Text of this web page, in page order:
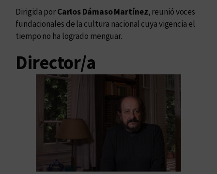
Dirigida porCarlos Dámaso Martínez, reunió voces
fundacionales de la cultura nacional cuya vigencia el
tiempo no ha logrado menguar.
Director/a